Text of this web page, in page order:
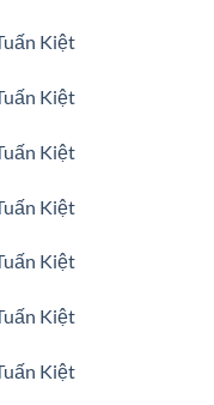
Kiệt
Kiệt
Kiệt
Kiệt
Kiệt
Kiệt
Kiệt